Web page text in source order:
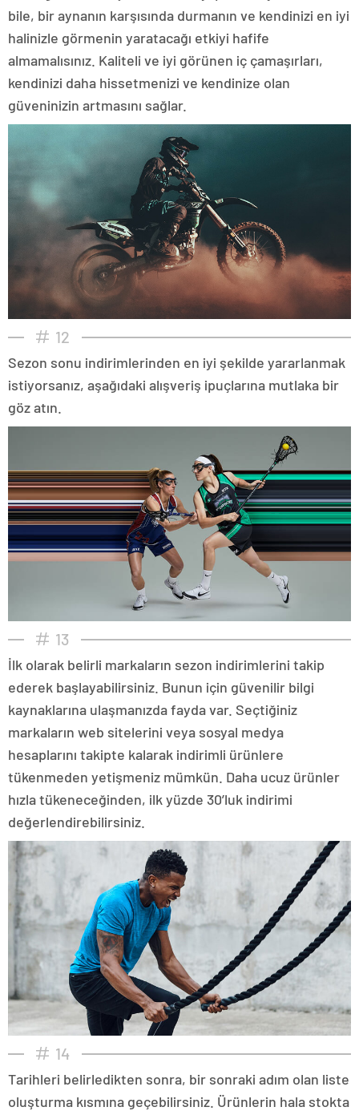
bile, bir aynanın karşısında durmanın ve kendinizi en iyi
halinizle görmenin yaratacağı etkiyi hafife
almamalısınız. Kaliteli ve iyi görünen iç çamaşırları,
kendinizi daha hissetmenizi ve kendinize olan
güveninizin artmasını sağlar.
12
Sezon sonu indirimlerinden en iyi şekilde yararlanmak
istiyorsanız, aşağıdaki alışveriş ipuçlarına mutlaka bir
göz atın.
13
İlk olarak belirli markaların sezon indirimlerini takip
ederek başlayabilirsiniz. Bunun için güvenilir bilgi
kaynaklarına ulaşmanızda fayda var. Seçtiğiniz
markaların web sitelerini veya sosyal medya
hesaplarını takipte kalarak indirimli ürünlere
tükenmeden yetişmeniz mümkün. Daha ucuz ürünler
hızla tükeneceğinden, ilk yüzde 30’luk indirimi
değerlendirebilirsiniz.
14
Tarihleri belirledikten sonra, bir sonraki adım olan liste
oluşturma kısmına geçebilirsiniz. Ürünlerin hala stokta